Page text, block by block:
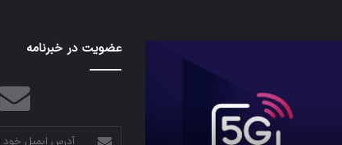
نخستینعضویت در خبرنامه
آدرس